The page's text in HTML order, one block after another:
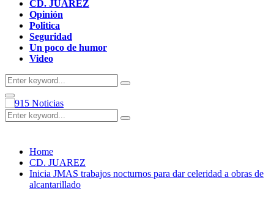
CD. JUAREZ
Opinión
Politica
Seguridad
Un poco de humor
Video
Search
for:
Search
Primary
Menu
Search
for:
Search
Home
CD. JUAREZ
Inicia JMAS trabajos nocturnos para dar celeridad a obras de
alcantarillado